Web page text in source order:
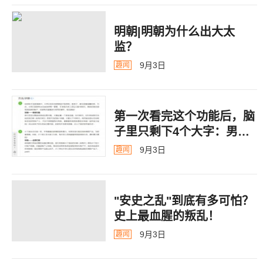
明朝|明朝为什么出大太
监？ ​​​
趣闻 9月3日
第一次看完这个功能后，脑
子里只剩下4个大字：男德
银行
趣闻 9月3日
"安史之乱"到底有多可怕？
史上最血腥的叛乱！
趣闻 9月3日